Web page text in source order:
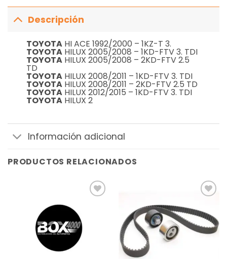
Descripción
TOYOTAHI ACE 1992/2000 – 1KZ-T 3.
TOYOTAHILUX 2005/2008 – 1KD-FTV 3. TDI
TOYOTAHILUX 2005/2008 – 2KD-FTV 2.5
TD
TOYOTAHILUX 2008/2011 – 1KD-FTV 3. TDI
TOYOTAHILUX 2008/2011 – 2KD-FTV 2.5 TD
TOYOTAHILUX 2012/2015 – 1KD-FTV 3. TDI
TOYOTAHILUX 2
Información adicional
PRODUCTOS RELACIONADOS
deseos
a la
lista de
deseos